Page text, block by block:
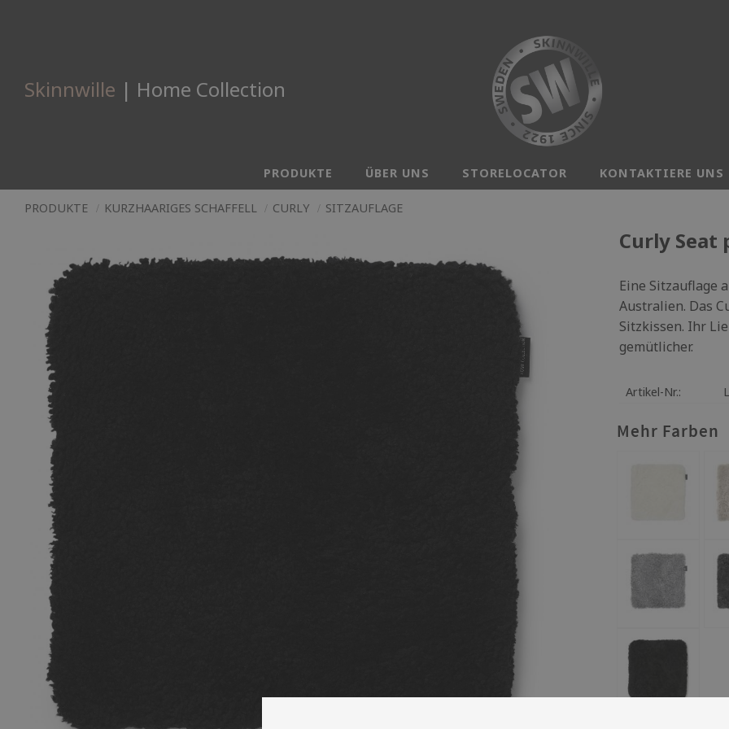
Skinnwille | Home Collection
PRODUKTE ÜBER UNS STORELOCATOR KONTAKTIERE UNS
PRODUKTE KURZHAARIGES SCHAFFELL CURLY SITZAUFLAGE
Curly Seat
Eine Sitzauflage
Australien. Das
Sitzkissen. Ihr
gemütlicher.
Artikel-Nr.
Mehr Farben